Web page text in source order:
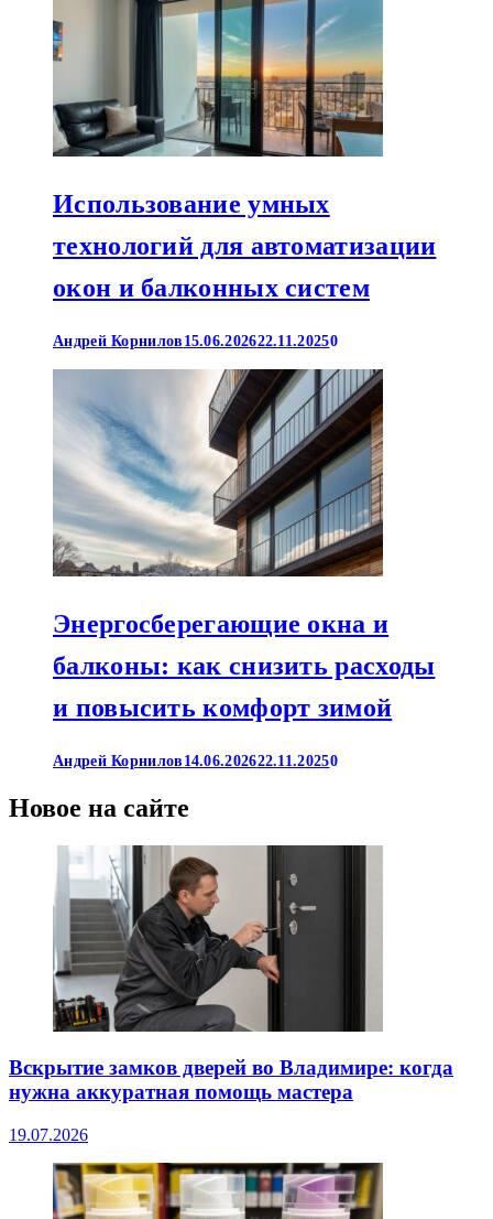
Использование умных
технологий для автоматизации
окон и балконных систем
Андрей Корнилов 15.06.202622.11.20250
Энергосберегающие окна и
балконы: как снизить расходы
и повысить комфорт зимой
Андрей Корнилов 14.06.202622.11.20250
Новое на сайте
Вскрытие замков дверей во Владимире: когда
нужна аккуратная помощь мастера
19.07.2026